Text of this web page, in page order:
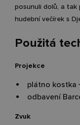
posunuli dolů, a tak
hudební večírek s
Použitá
Projekce
plátno kostka
odbavení
Zvuk